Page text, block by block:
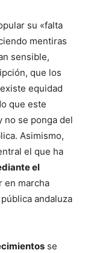
su «falta
mentiras
sensible,
que los
equidad
que este
no se ponga del
Asimismo,
el que ha
el
en marcha
andaluza
se